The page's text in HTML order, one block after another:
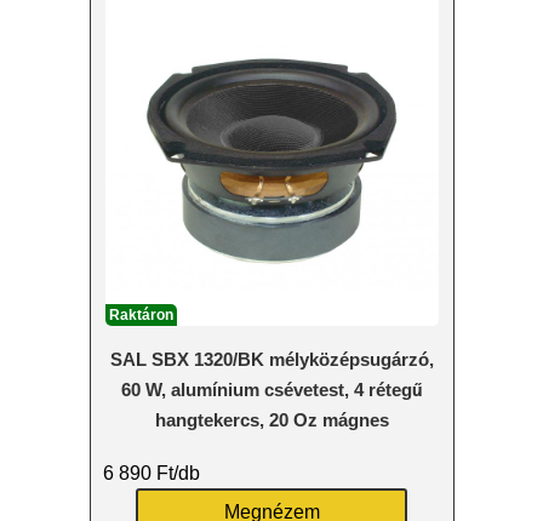
Raktáron
SAL SBX 1320/BK mélyközépsugárzó,
60 W, alumínium csévetest, 4 rétegű
hangtekercs, 20 Oz mágnes
6 890 Ft/db
Megnézem